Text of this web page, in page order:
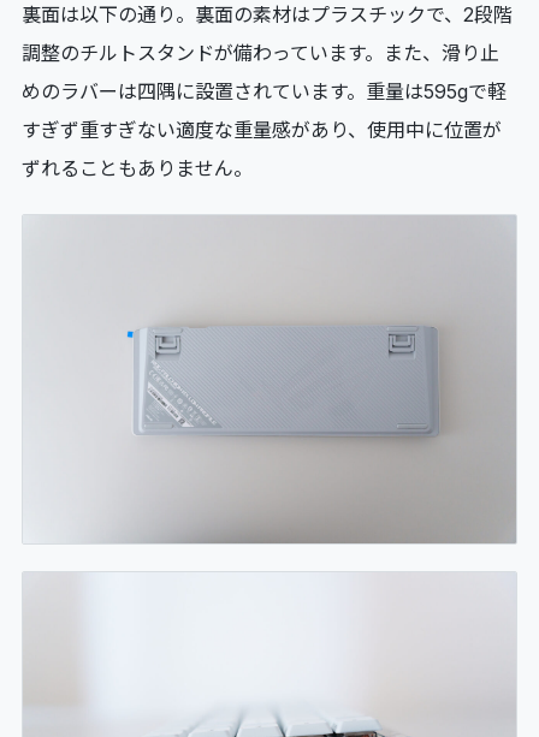
裏面は以下の通り。裏面の素材はプラスチックで、2段階
調整のチルトスタンドが備わっています。また、滑り止
めのラバーは四隅に設置されています。重量は595gで軽
すぎず重すぎない適度な重量感があり、使用中に位置が
ずれることもありません。